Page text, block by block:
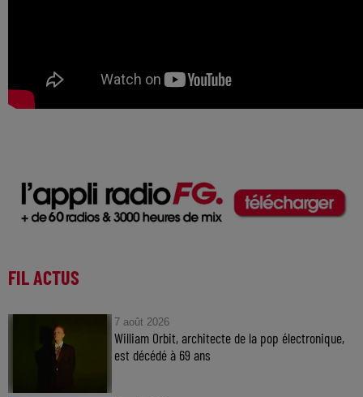
FIL ACTUS
7 août 2026
William Orbit, architecte de la pop électronique,
est décédé à 69 ans